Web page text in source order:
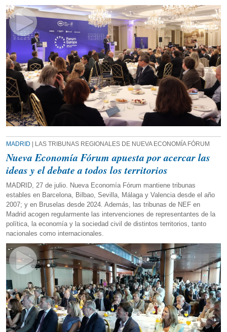
MADRID | LAS TRIBUNAS REGIONALES DE NUEVA ECONOMÍA FÓRUM
Nueva Economía Fórum apuesta por acercar las
ideas y el debate a todos los territorios
MADRID, 27 de julio. Nueva Economía Fórum mantiene tribunas
estables en Barcelona, Bilbao, Sevilla, Málaga y Valencia desde el año
2007; y en Bruselas desde 2024. Además, las tribunas de NEF en
Madrid acogen regularmente las intervenciones de representantes de la
política, la economía y la sociedad civil de distintos territorios, tanto
nacionales como internacionales.